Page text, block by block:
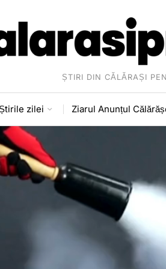
ȘTIRI DIN CĂLĂRAȘI
zilei Ziarul Anunțul